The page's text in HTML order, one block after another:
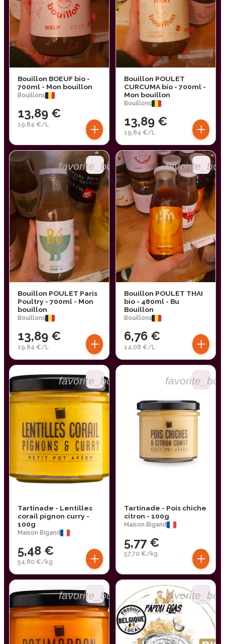
Bouillon BOEUF bio -
700ml - Mon bouillon
Bouillons
13,89 €
19,84 €/L +
Bouillon POULET
CURCUMA bio - 700ml -
Mon bouillon
Bouillons
13,89 €
19,84 €/L +
favorite_border
Bouillon POULET Paris
Poultry - 700ml - Mon
bouillon
Bouillons
13,89 €
19,84 €/L +
Bouillon POULET THAI
bio - 480ml - Bu
Bouillon
Bouillons
6,76 €
14,08 €/L +
favorite_border
Tartinade - Lentilles
corail pignon curry -
100g
Maison Bigand
5,48 €
54,80 €/kg +
Tartinade - Pois chiche
citron - 100g
Maison Bigand
5,77 €
57,70 €/kg +
favorite_border